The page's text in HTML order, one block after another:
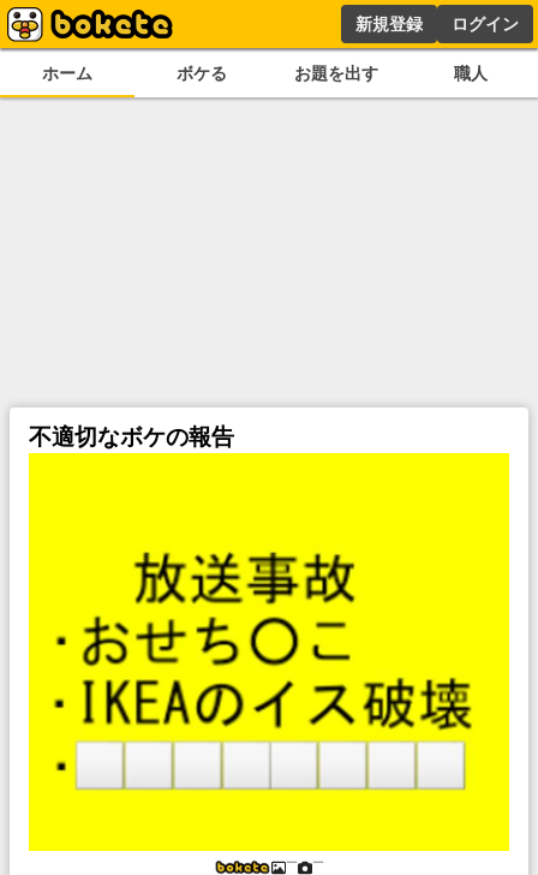
新規登録 ログイン
ホーム ボケる お題を出す 職人
不適切なボケの報告
￣ ￣